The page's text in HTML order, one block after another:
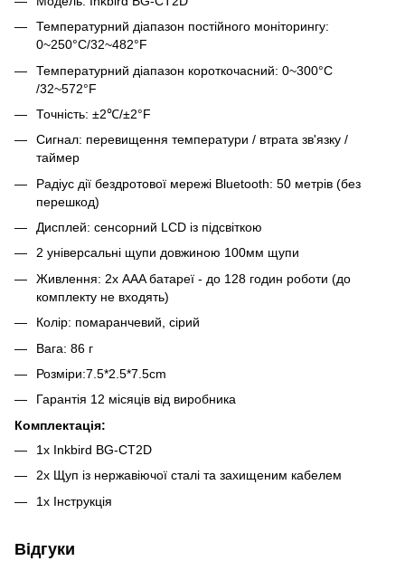
Температурний діапазон постійного моніторингу:
0~250°C/32~482°F
Температурний діапазон короткочасний: 0~300°C
/32~572°F
Точність: ±2℃/±2°F
Сигнал: перевищення температури / втрата зв'язку /
таймер
Радіус дії бездротової мережі Bluetooth: 50 метрів (без
перешкод)
Дисплей: сенсорний LCD із підсвіткою
2 універсальні щупи довжиною 100мм щупи
Живлення: 2х AAA батареї - до 128 годин роботи (до
комплекту не входять)
Колір: помаранчевий, сірий
Вага: 86 г
Розміри:7.5*2.5*7.5cm
Гарантія 12 місяців від виробника
Комплектація:
1х Inkbird BG-CT2D
2х Щуп із нержавіючої сталі та захищеним кабелем
1х Інструкція
Відгуки